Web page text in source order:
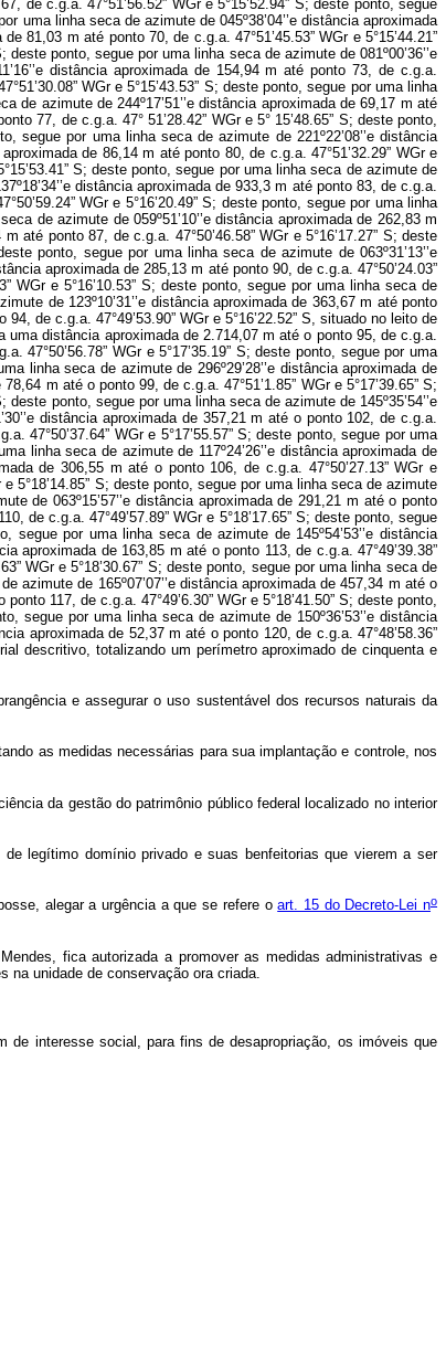
e assegurar o uso sustentável dos recursos naturais da
as medidas necessárias para sua implantação e controle, nos
da gestão do patrimônio público federal localizado no interior
legítimo domínio privado e suas benfeitorias que vierem a ser
alegar a urgência a que se refere oart. 15 do Decreto-Lei no
fica autorizada a promover as medidas administrativas e
unidade de conservação ora criada.
de interesse social, para fins de desapropriação, os imóveis que